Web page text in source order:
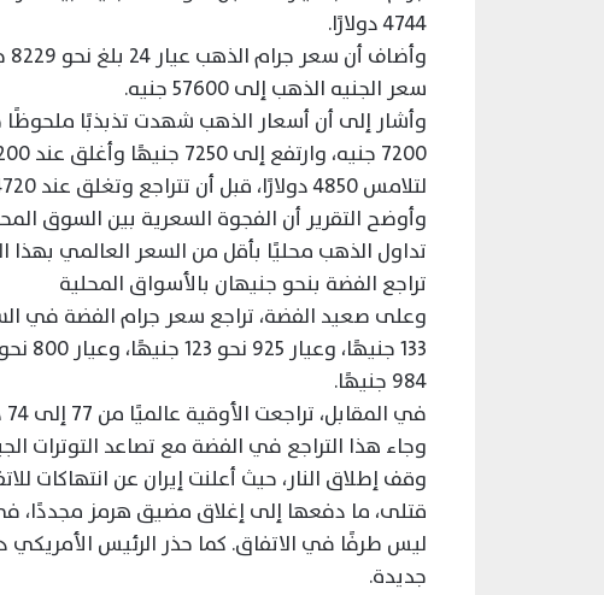
4744 دولارًا.
سعر الجنيه الذهب إلى 57600 جنيه.
لتلامس 4850 دولارًا، قبل أن تتراجع وتغلق عند 4720 دولارًا.
تداول الذهب محليًا بأقل من السعر العالمي بهذا
تراجع الفضة بنحو جنيهان بالأسواق المحلية
984 جنيهًا.
في المقابل، تراجعت الأوقية عالميًا من 77 إلى 74 دولارًا، متأثرة بحالة الحذر في الأسواق.
وجاء هذا التراجع في الفضة مع تصاعد
وقف إطلاق النار، حيث أعلنت إيران عن
قتلى، ما دفعها إلى إغلاق مضيق هرمز مجددًا، في
ليس طرفًا في الاتفاق. كما حذر الرئيس الأمريكي
جديدة.